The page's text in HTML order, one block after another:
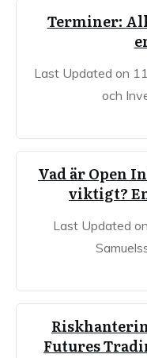
Terminer:
Last Updated on
och
Vad är Open
viktigt?
Last Updated
Futures